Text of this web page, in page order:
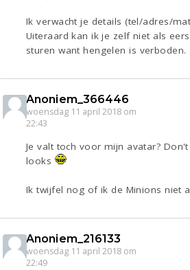
Ik verwacht je details (tel/adres/
Uiteraard kan ik je zelf niet als
sturen want hengelen is verboden.
Anoniem_366446
woensdag 11 april 2018 om
22:43
Je valt toch voor mijn avatar?
looks
Ik twijfel nog of ik de Minions niet
Anoniem_216133
woensdag 11 april 2018 om
22:49